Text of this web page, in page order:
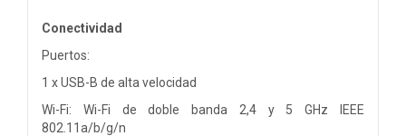
Conectividad
Puertos:
1 x USB-B de alta velocidad
Wi-Fi: Wi-Fi de doble banda 2,4 y 5 GHz IEEE
802.11a/b/g/n